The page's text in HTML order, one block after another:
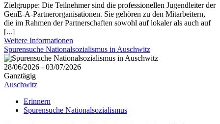
Zielgruppe: Die Teilnehmer sind die professionellen Jugendleiter der
GenE-A-Partnerorganisationen. Sie gehören zu den Mitarbeitern,
die im Rahmen der Partnerschaften sowohl auf lokaler als auch auf
[...]
Weitere Informationen
Spurensuche Nationalsozialismus in Auschwitz
28/06/2026 - 03/07/2026
Ganztägig
Auschwitz
Erinnern
Spurensuche Nationalsozialismus